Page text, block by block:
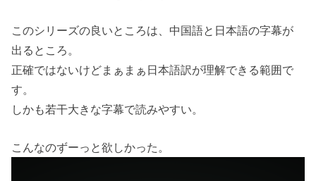
このシリーズの良いところは、中国語と日本語の字幕が
出るところ。
正確ではないけどまぁまぁ日本語訳が理解できる範囲で
す。
しかも若干大きな字幕で読みやすい。
こんなのずーっと欲しかった。